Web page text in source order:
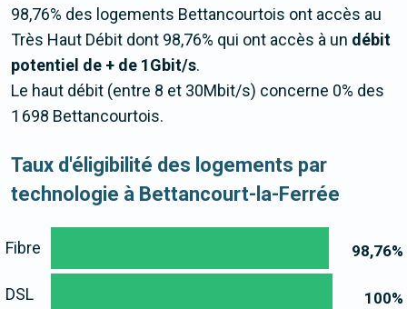
98,76% des logements Bettancourtois ont accès au
Très Haut Débit dont 98,76% qui ont accès à un débit
potentiel de + de 1Gbit/s.
Le haut débit (entre 8 et 30Mbit/s) concerne 0% des
1 698 Bettancourtois.
Taux d'éligibilité des logements par
technologie à Bettancourt-la-Ferrée
98,76%
100%
Fibre
DSL